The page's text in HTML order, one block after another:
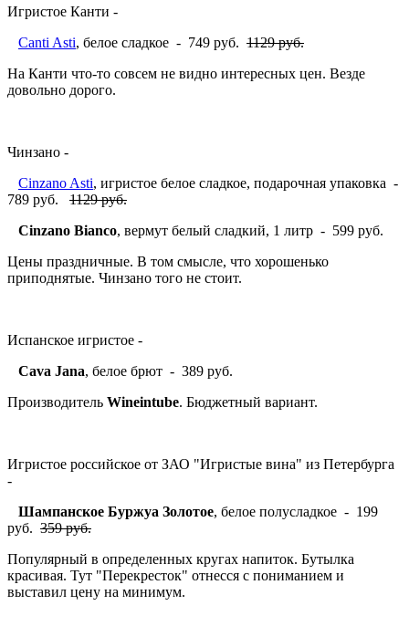
Игристое Канти -
Canti Asti, белое сладкое - 749 руб. 1129 руб.
На Канти что-то совсем не видно интересных цен. Везде
довольно дорого.
Чинзано -
Cinzano Asti, игристое белое сладкое, подарочная упаковка -
789 руб. 1129 руб.
Cinzano Bianco, вермут белый сладкий, 1 литр - 599 руб.
Цены праздничные. В том смысле, что хорошенько
приподнятые. Чинзано того не стоит.
Испанское игристое -
Cava Jana, белое брют - 389 руб.
Производитель Wineintube. Бюджетный вариант.
Игристое российское от ЗАО "Игристые вина" из Петербурга
-
Шампанское Буржуа Золотое, белое полусладкое - 199
руб. 359 руб.
Популярный в определенных кругах напиток. Бутылка
красивая. Тут "Перекресток" отнесся с пониманием и
выставил цену на минимум.